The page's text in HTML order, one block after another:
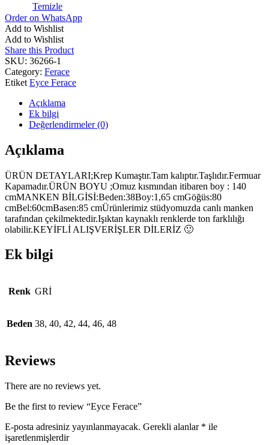
Temizle
Order on WhatsApp
Add to Wishlist
Add to Wishlist
Share this Product
SKU: 36266-1
Category: Ferace
Etiket Eyce Ferace
Açıklama
Ek bilgi
Değerlendirmeler (0)
Açıklama
ÜRÜN DETAYLARI;Krep Kumaştır.Tam kalıptır.Taşlıdır.Fermuar
Kapamadır.ÜRÜN BOYU ;Omuz kısmından itibaren boy : 140
cmMANKEN BİLGİSİ:Beden:38Boy:1,65 cmGöğüs:80
cmBel:60cmBasen:85 cmÜrünlerimiz stüdyomuzda canlı manken
tarafından çekilmektedir.Işıktan kaynaklı renklerde ton farklılığı
olabilir.KEYİFLİ ALIŞVERİŞLER DİLERİZ 🙂
Ek bilgi
Renk GRİ
Beden 38, 40, 42, 44, 46, 48
Reviews
There are no reviews yet.
Be the first to review “Eyce Ferace”
E-posta adresiniz yayınlanmayacak. Gerekli alanlar * ile
işaretlenmişlerdir